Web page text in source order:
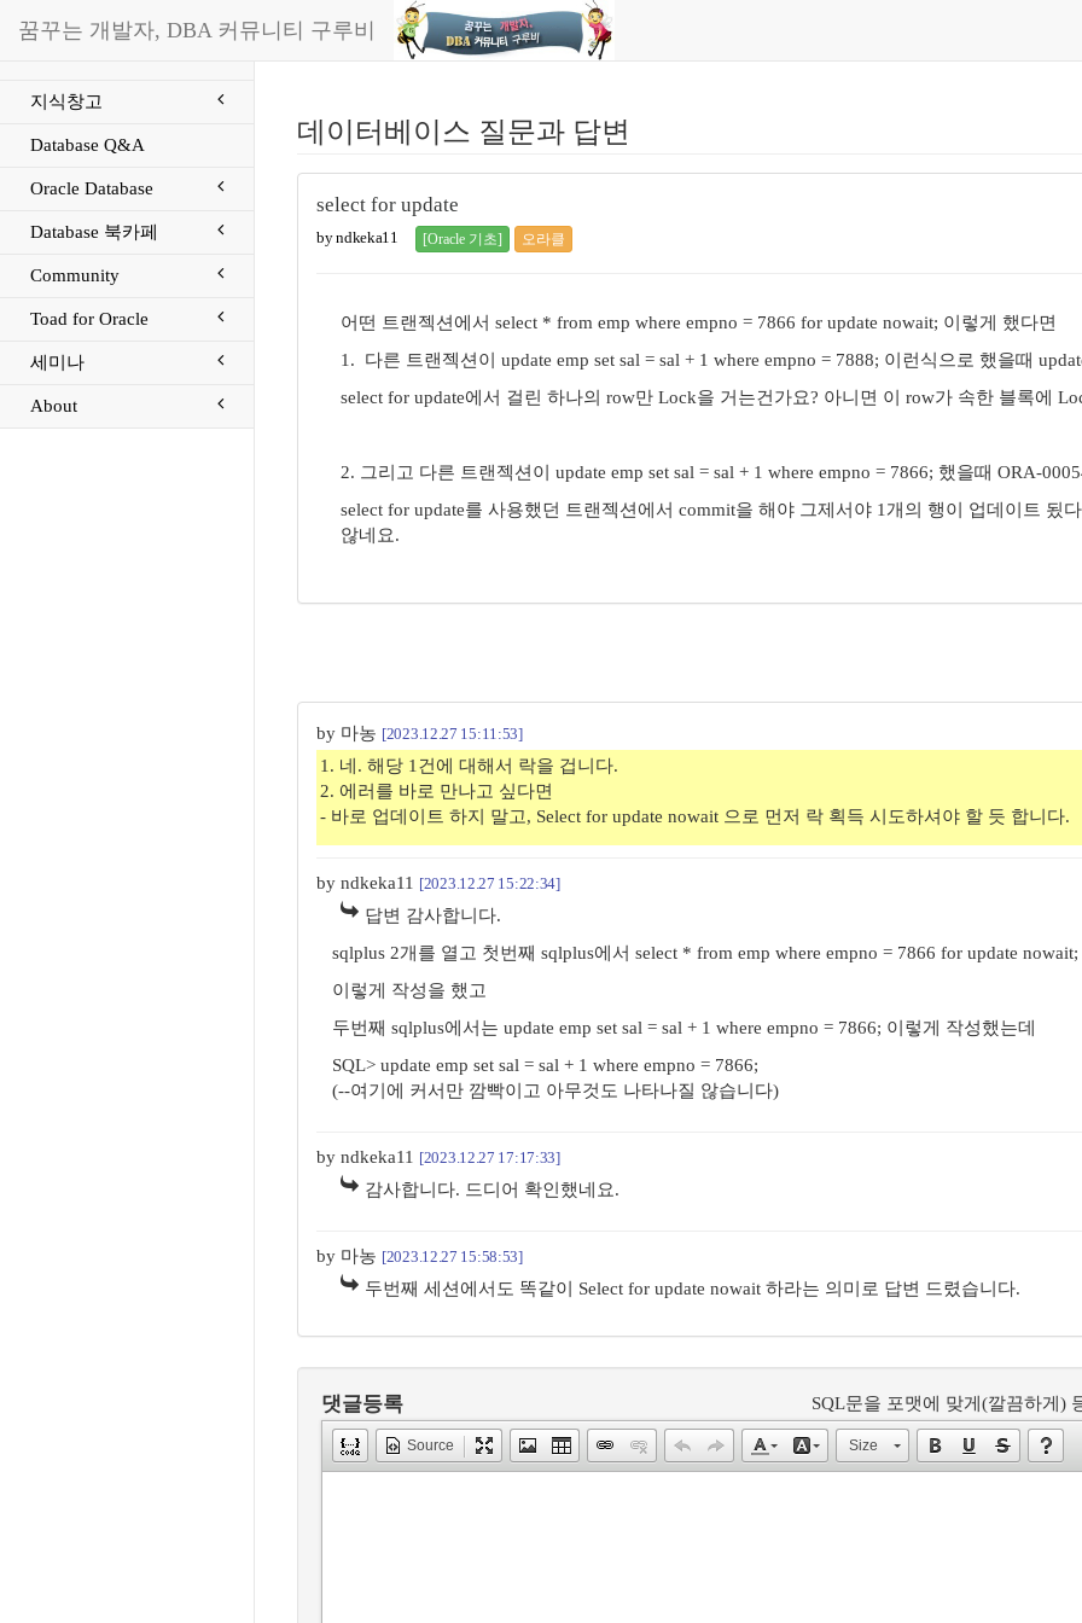
꿈꾸는 개발자, DBA 커뮤니티 구루비
지식창고
Database Q&A
Oracle Database
Database 북카페
Community
Toad for Oracle
세미나
About
데이터베이스 질문과 답변
select for update
by ndkeka11 [Oracle 기초] 오라클
어떤 트랜젝션에서 select * from emp where empno = 7866 for update nowait; 이렇게 했다면
1. 다른 트랜젝션이 update emp set sal = sal + 1 where empno = 7888; 이런식으로 했을때
select for update에서 걸린 하나의 row만 Lock을 거는건가요? 아니면 이 row가 속한 블록에
2. 그리고 다른 트랜젝션이 update emp set sal = sal + 1 where empno = 7866; 했을때 ORA-
select for update를 사용했던 트랜젝션에서 commit을 해야 그제서야 1개의 행이 업데이트 됬
않네요.
by 마농 [2023.12.27 15:11:53]
1. 네. 해당 1건에 대해서 락을 겁니다.
2. 에러를 바로 만나고 싶다면
- 바로 업데이트 하지 말고, Select for update nowait 으로 먼저 락 획득 시도하셔야 할 듯 합니다.
by ndkeka11 [2023.12.27 15:22:34]
답변 감사합니다.
sqlplus 2개를 열고 첫번째 sqlplus에서 select * from emp where empno = 7866 for update nowait;
이렇게 작성을 했고
두번째 sqlplus에서는 update emp set sal = sal + 1 where empno = 7866; 이렇게 작성했는데
SQL> update emp set sal = sal + 1 where empno = 7866;
(--여기에 커서만 깜빡이고 아무것도 나타나질 않습니다)
by ndkeka11 [2023.12.27 17:17:33]
감사합니다. 드디어 확인했네요.
by 마농 [2023.12.27 15:58:53]
두번째 세션에서도 똑같이 Select for update nowait 하라는 의미로 답변 드렸습니다.
댓글등록 SQL문을 포맷에 맞게(깔끔하게)
Source Size